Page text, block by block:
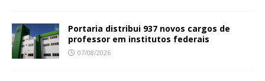
Portaria distribui 937 novos cargos de
professor em institutos federais
07/08/2026